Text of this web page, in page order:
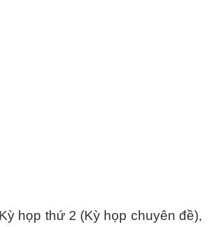
họp thứ 2 (Kỳ họp chuyên đề),